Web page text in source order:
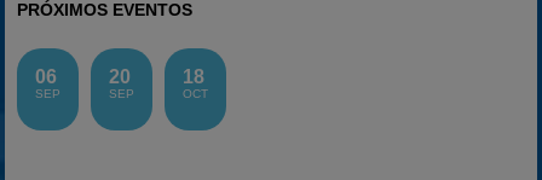
PRÓXIMOS EVENTOS
06
SEP
20
SEP
18
OCT